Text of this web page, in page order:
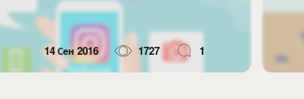
14 Сен 2016 1727 1